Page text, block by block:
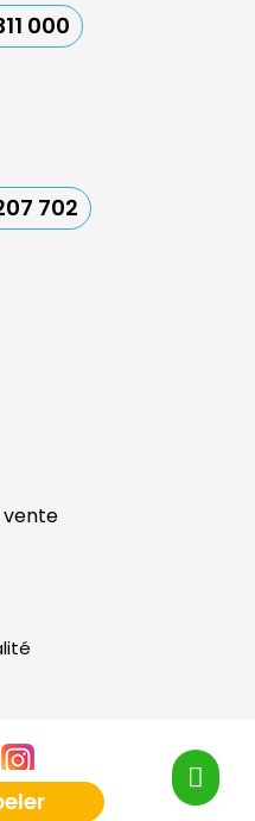
000
702
vente
par Agence Web